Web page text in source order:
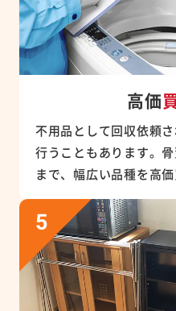
高価
不用品として回収依頼
行うこともあります。
まで、幅広い品種を高価